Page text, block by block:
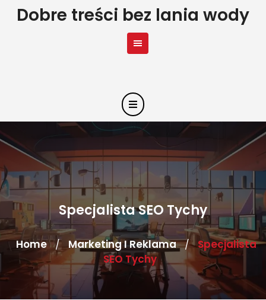
SkipDobre treści bez lania wody
Specjalista SEO Tychy
Home / Marketing I Reklama / Specjalista
SEO Tychy